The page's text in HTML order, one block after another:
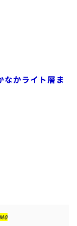
かライト層ま